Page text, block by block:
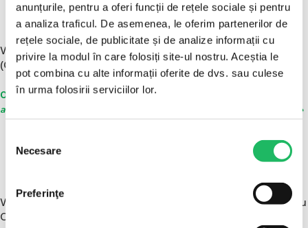
anunțurile, pentru a oferi funcții de rețele sociale și pentru
a analiza traficul. De asemenea, le oferim partenerilor de
rețele sociale, de publicitate și de analize informații cu
privire la modul în care folosiți site-ul nostru. Aceștia le
pot combina cu alte informații oferite de dvs. sau culese
în urma folosirii serviciilor lor.
consimțământului
Necesare
Preferinţe
100 BUC/CUTIE
Vacutainer Fluoride Oxalate
(Glicemie)
0,34 lei fără TVA/ buc - Mod de
ambalare : 100 buc/cutie
STOC EPUIZAT
100 BUC/CUTIE
Vacutainer Lithium Heparina
(plasma) 4 ML
/ buc - Mod de
CITEȘTE MAI MULT
Vacutainer Biochimie 6ml cu
Clot activator
Vacutainer Hematologie 2ml cu